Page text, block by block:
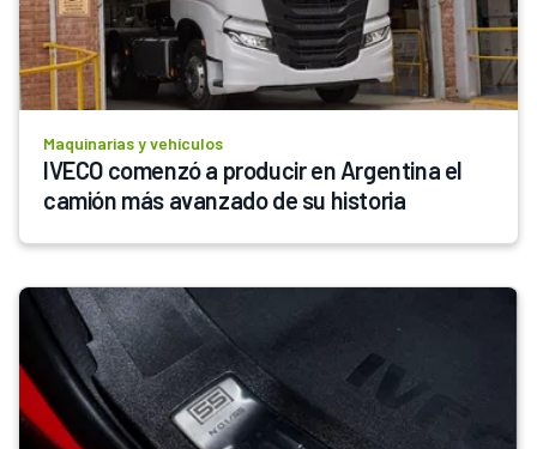
Maquinarias y vehículos
IVECO comenzó a producir en Argentina el
camión más avanzado de su historia